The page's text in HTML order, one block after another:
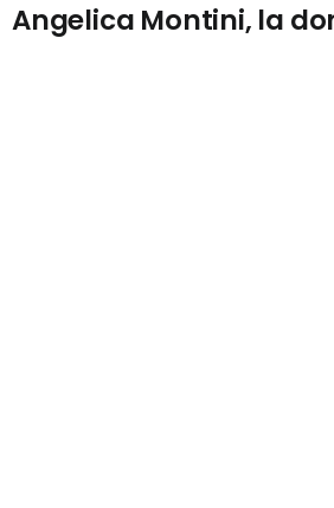
Angelica Montini, la